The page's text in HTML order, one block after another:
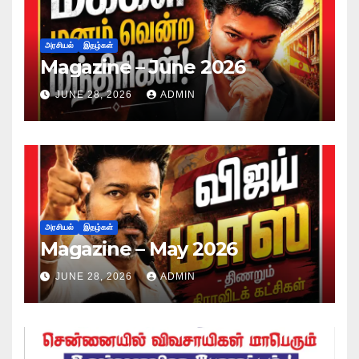
அரசியல் இதழ்கள்
Magazine – June 2026
JUNE 28, 2026 ADMIN
அரசியல் இதழ்கள்
Magazine – May 2026
JUNE 28, 2026 ADMIN